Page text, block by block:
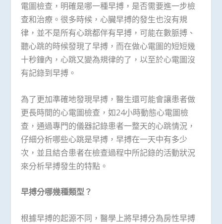
電圖檢查，明確是哪一種早搏，是否需要進一步檢
查和治療。很多時候，心臟早搏的發生也沒有規
律，並不是所有心跳都伴有早搏，可能在數脈搏、
聽心跳的時候發現了早搏，而在做心電圖的短短幾
十秒鐘內，心跳又變為規律的了，以至於心電圖沒
有記錄到早搏。
為了更加準確地發現早搏，醫生還可能會讓患者做
更長時間的心電圖檢查，如24小時動態心電圖檢
查，通過專門的儀器記錄患者一整天的心跳情況，
仔細分析哪些心跳是早搏，早搏在一天中有多少
次，並且結合患者在檢查過程中所記錄的活動狀況
來分析早搏發生的特點。
早搏分哪幾種類型？
根據早搏的起源不同，醫學上將早搏分為房性早搏